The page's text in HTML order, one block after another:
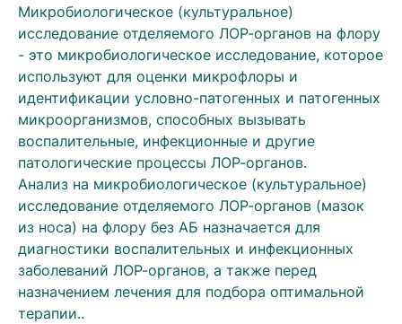
Микробиологическое (культуральное)
исследование отделяемого ЛОР-органов на флору
- это микробиологическое исследование, которое
используют для оценки микрофлоры и
идентификации условно-патогенных и патогенных
микроорганизмов, способных вызывать
воспалительные, инфекционные и другие
патологические процессы ЛОР-органов.
Анализ на микробиологическое (культуральное)
исследование отделяемого ЛОР-органов (мазок
из носа) на флору без АБ назначается для
диагностики воспалительных и инфекционных
заболеваний ЛОР-органов, а также перед
назначением лечения для подбора оптимальной
терапии..